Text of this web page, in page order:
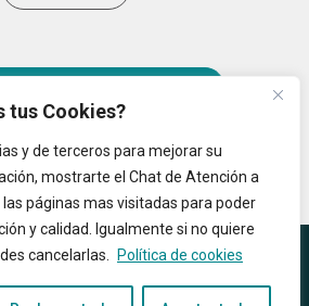
tus Cookies?
y de terceros para mejorar su
mostrarte el Chat de Atención a
las páginas mas visitadas para poder
y calidad. Igualmente si no quiere
cancelarlas.
Política de cookies
Tous droits réservés.